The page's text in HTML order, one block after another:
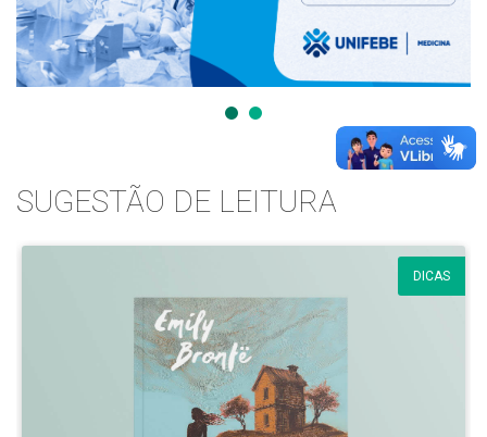
SUGESTÃO DE LEITURA
DICAS